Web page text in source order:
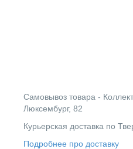
Cамовывоз товара -
Люксембург, 82
Курьерская доставка по
Подробнее про доставку